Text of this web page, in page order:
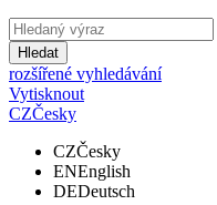
Hledat
rozšířené vyhledávání
Vytisknout
CZČesky
CZČesky
ENEnglish
DEDeutsch